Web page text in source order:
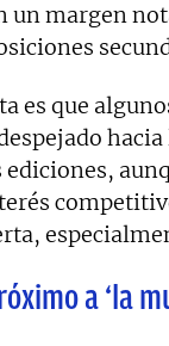
margen
es que
a ‘la